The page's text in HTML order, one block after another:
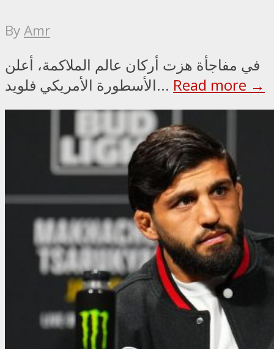
ByAmr
في مفاجأة هزت أركان عالم الملاكمة، أعلن
الأسطورة الأمريكي فلويد... Read more →